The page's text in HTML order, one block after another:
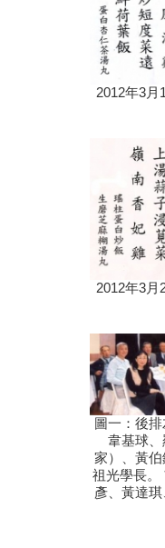
2012年3月
2012年3月
圖一：後排
韋基球
家）、黃
祖光學長。
彥、黃達